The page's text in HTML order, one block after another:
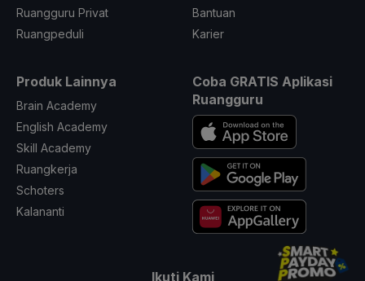
Ruangguru Privat
Ruangpeduli
Bantuan
Karier
Produk Lainnya
Brain Academy
English Academy
Skill Academy
Ruangkerja
Schoters
Kalananti
Coba GRATIS Aplikasi
Ruangguru
Ikuti Kami